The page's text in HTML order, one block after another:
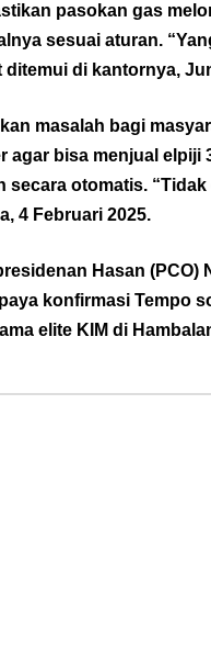
pasokan gas
sesuai aturan.
ditemui di kantornya,
masalah bagi
agar bisa menjual elpiji
otomatis.
4 Februari 2025.
Hasan (PCO)
konfirmasi Tempo
elite KIM di